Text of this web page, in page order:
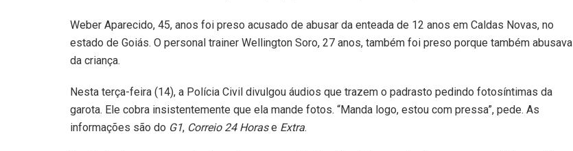
Weber Aparecido, 45, anos foi preso acusado de abusar da enteada de 12 anos em Caldas Novas, no
estado de Goiás. O personal trainer Wellington Soro, 27 anos, também foi preso porque também abusava
da criança.
Nesta terça-feira (14), a Polícia Civil divulgou áudios que trazem o padrasto pedindo fotosíntimas da
garota. Ele cobra insistentemente que ela mande fotos. “Manda logo, estou com pressa”, pede. As
informações são do G1, Correio 24 Horase Extra.